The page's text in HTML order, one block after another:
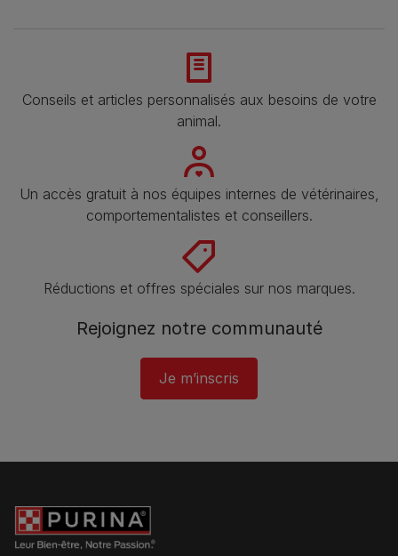
Conseils et articles personnalisés aux besoins de votre
animal​.
Un accès gratuit à nos équipes internes de vétérinaires,
comportementalistes et conseillers.
Réductions et offres spéciales sur nos marques.
Rejoignez notre communauté
Je m’inscris